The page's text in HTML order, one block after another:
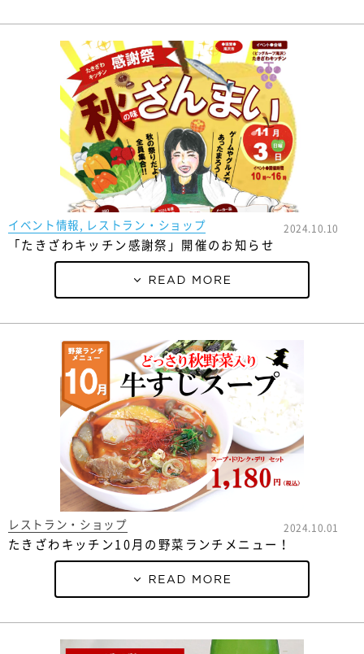
イベント情報, レストラン・ショップ 2024.10.10
「たきざわキッチン感謝祭」開催のお知らせ
レストラン・ショップ 2024.10.01
たきざわキッチン10月の野菜ランチメニュー！